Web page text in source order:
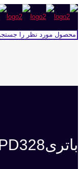
باتریLPD328